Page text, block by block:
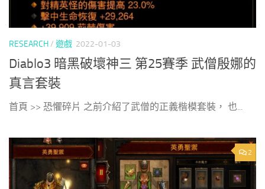
RESEARCH/ 遊戲 2022-01-03
Diablo3 暗黑破壞神三 第25賽季 武僧殷娜的
真言套裝
首頁 >> 恐懼碎片 之前介紹了武僧的正義楷模套裝， 也...
2